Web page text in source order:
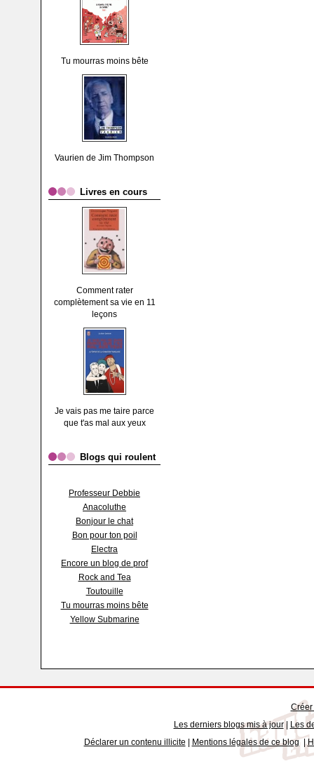
Tu mourras moins bête
Vaurien de Jim Thompson
Livres en cours
Comment rater
complètement sa vie en 11
leçons
Je vais pas me taire parce
que t'as mal aux yeux
Blogs qui roulent
Professeur Debbie
Anacoluthe
Bonjour le chat
Bon pour ton poil
Electra
Encore un blog de prof
Rock and Tea
Toutouille
Tu mourras moins bête
Yellow Submarine
Les derniers blogs mis à jour| Les
Déclarer un contenu illicite
Mentions légales de ce blog|